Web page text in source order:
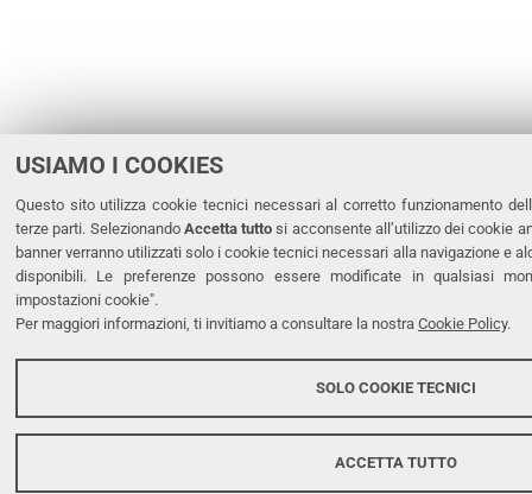
USIAMO I COOKIES
Questo sito utilizza cookie tecnici necessari al corretto funzionamento
terze parti. Selezionando Accetta tutto si acconsente all’utilizzo dei cookie
banner verranno utilizzati solo i cookie tecnici necessari alla navigazione e
disponibili. Le preferenze possono essere modificate in qualsiasi
impostazioni cookie".
Per maggiori informazioni, ti invitiamo a consultare la nostra Cookie Policy.
SOLO COOKIE TECNICI
ACCETTA TUTTO